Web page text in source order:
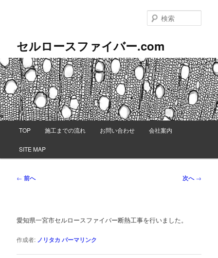
ン
ツ
へ
移
動
セルロースファイバー.com
索
TOP 施工までの流れ お問い合わせ 会社案内
SITE MAP
投
ゲ
シ
← 前へ 次へ→
愛知県一宮市セルロースファイバー断熱工事を行いました。
作成者: ノリタカ パーマリンク